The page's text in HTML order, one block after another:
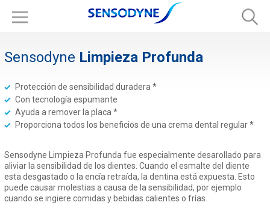
Sensodyne Limpieza Profunda
Protección de sensibilidad duradera *
Con tecnología espumante
Ayuda a remover la placa *
Proporciona todos los beneficios de una crema dental regular *
Sensodyne Limpieza Profunda fue especialmente desarollado para
aliviar la sensibilidad de los dientes. Cuando el esmalte del diente
esta desgastado o la encía retraída, la dentina está expuesta. Esto
puede causar molestias a causa de la sensibilidad, por ejemplo
cuando se ingiere comidas y bebidas calientes o frías.